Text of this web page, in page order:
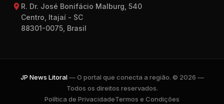
R. Dr. José Bonifácio Malburg, 540
Centro, Itajaí - SC
88301-0075, Brasil
JP News Litoral— O portal que conecta a região. © 2026 —
Todos os direitos reservados.
Política de PrivacidadeTermos e Condições